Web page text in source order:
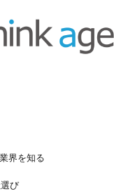
界を知る
び